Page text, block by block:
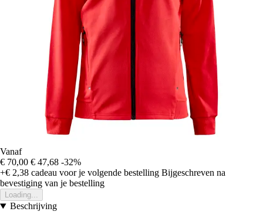
Vanaf
€ 70,00 € 47,68 -32%
+€ 2,38 cadeau voor je volgende bestelling Bijgeschreven na
bevestiging van je bestelling
Loading...
Beschrijving